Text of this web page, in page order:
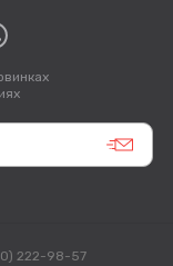
222-98-57